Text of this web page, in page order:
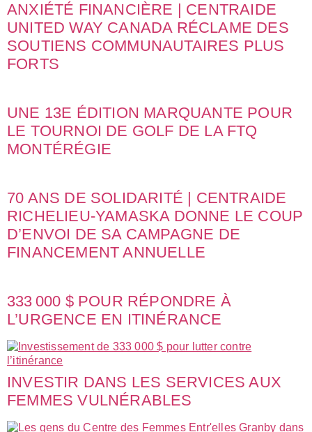
ANXIÉTÉ FINANCIÈRE | CENTRAIDE
UNITED WAY CANADA RÉCLAME DES
SOUTIENS COMMUNAUTAIRES PLUS
FORTS
UNE 13E ÉDITION MARQUANTE POUR
LE TOURNOI DE GOLF DE LA FTQ
MONTÉRÉGIE
70 ANS DE SOLIDARITÉ | CENTRAIDE
RICHELIEU-YAMASKA DONNE LE COUP
D’ENVOI DE SA CAMPAGNE DE
FINANCEMENT ANNUELLE
333 000 $ POUR RÉPONDRE À
L’URGENCE EN ITINÉRANCE
INVESTIR DANS LES SERVICES AUX
FEMMES VULNÉRABLES